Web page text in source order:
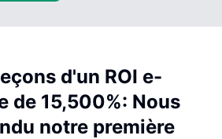
d'un ROI e-
de 15,500%: Nous
notre première